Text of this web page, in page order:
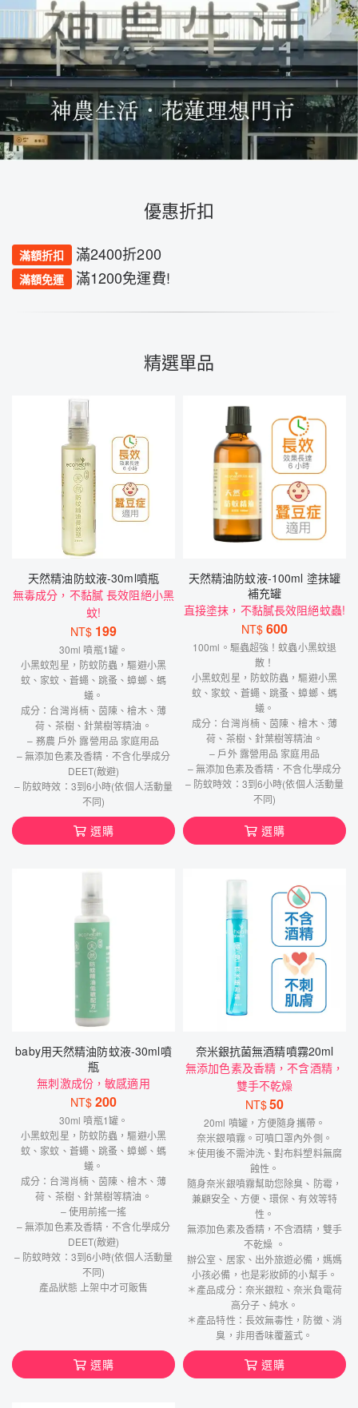
優惠折扣
滿額折扣 滿2400折200
滿額免運 滿1200免運費!
精選單品
天然精油防蚊液-30ml噴瓶
無毒成分，不黏膩 長效阻絕小黑
蚊!
NT$ 199
30ml 噴瓶1罐。
小黑蚊剋星，防蚊防蟲，驅避小黑
蚊、家蚊、蒼蠅、跳蚤、蟑螂、螞
蟻。
成分：台灣肖楠、茵陳、檜木、薄
荷、茶樹、針葉樹等精油。
– 務農 戶外 露營用品 家庭用品
– 無添加色素及香精．不含化學成分
DEET(敵避)
– 防蚊時效：3到6小時(依個人活動量
不同)
選購
天然精油防蚊液-100ml 塗抹罐
補充罐
直接塗抹，不黏膩長效阻絕蚊蟲!
NT$ 600
100ml。驅蟲超強！蚊蟲小黑蚊退
散！
小黑蚊剋星，防蚊防蟲，驅避小黑
蚊、家蚊、蒼蠅、跳蚤、蟑螂、螞
蟻。
成分：台灣肖楠、茵陳、檜木、薄
荷、茶樹、針葉樹等精油。
– 戶外 露營用品 家庭用品
– 無添加色素及香精．不含化學成分
– 防蚊時效：3到6小時(依個人活動量
不同)
選購
baby用天然精油防蚊液-30ml噴
瓶
無刺激成份，敏感適用
NT$ 200
30ml 噴瓶1罐。
小黑蚊剋星，防蚊防蟲，驅避小黑
蚊、家蚊、蒼蠅、跳蚤、蟑螂、螞
蟻。
成分：台灣肖楠、茵陳、檜木、薄
荷、茶樹、針葉樹等精油。
– 使用前搖一搖
– 無添加色素及香精．不含化學成分
DEET(敵避)
– 防蚊時效：3到6小時(依個人活動量
不同)
產品狀態 上架中才可販售
選購
奈米銀抗菌無酒精噴霧20ml
無添加色素及香精，不含酒精，
雙手不乾燥
NT$50
20ml 噴罐，方便隨身攜帶。
奈米銀噴霧。可噴口罩內外側。
＊使用後不需沖洗、對布料塑料無腐
蝕性。
隨身奈米銀噴霧幫助您除臭、防霉，
兼顧安全、方便、環保、有效等特
性。
無添加色素及香精，不含酒精，雙手
不乾燥 。
辦公室、居家、出外旅遊必備，媽媽
小孩必備，也是彩妝師的小幫手。
＊產品成分：奈米銀粒、奈米負電荷
高分子、純水。
＊產品特性：長效無毒性，防黴、消
臭，非用香味覆蓋式。
選購